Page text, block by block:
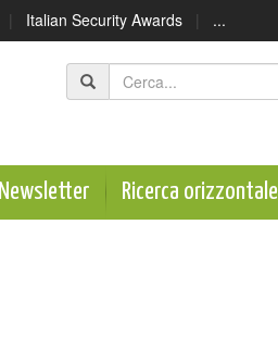
| Italian Security Awards | ...
Newsletter Ricerca orizzontale